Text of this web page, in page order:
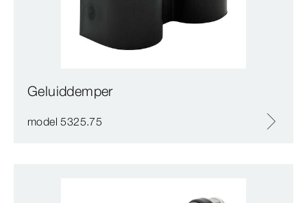
Geluiddemper
model 5325.75